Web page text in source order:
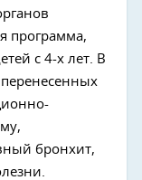
программа,
с 4-х лет. В
перенесенных
бронхит,